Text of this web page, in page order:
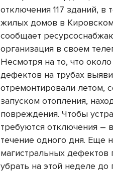
отключения 117 зданий, в
жилых домов в
сообщает
организация в своем
Несмотря на то, что
дефектов на трубах
отремонтировали летом,
запуском отопления,
повреждения. Чтобы
требуются отключения –
течение одного дня. Еще
магистральных дефектов
убрать на этой неделе